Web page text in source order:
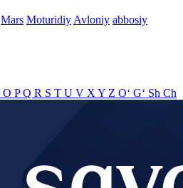
Mars Moturidiy Avloniy abbosiy
O PQ R S T U V X Y Z O‘ G‘ Sh Ch